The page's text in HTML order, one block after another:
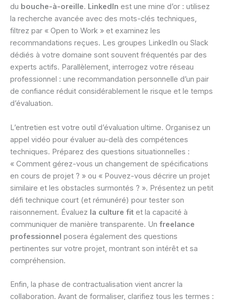
du bouche-à-oreille. LinkedIn est une mine d’or : utilisez
la recherche avancée avec des mots-clés techniques,
filtrez par « Open to Work » et examinez les
recommandations reçues. Les groupes LinkedIn ou Slack
dédiés à votre domaine sont souvent fréquentés par des
experts actifs. Parallèlement, interrogez votre réseau
professionnel : une recommandation personnelle d’un pair
de confiance réduit considérablement le risque et le temps
d’évaluation.
L’entretien est votre outil d’évaluation ultime. Organisez un
appel vidéo pour évaluer au-delà des compétences
techniques. Préparez des questions situationnelles :
« Comment gérez-vous un changement de spécifications
en cours de projet ? » ou « Pouvez-vous décrire un projet
similaire et les obstacles surmontés ? ». Présentez un petit
défi technique court (et rémunéré) pour tester son
raisonnement. Évaluez la culture fit et la capacité à
communiquer de manière transparente. Un freelance
professionnel posera également des questions
pertinentes sur votre projet, montrant son intérêt et sa
compréhension.
Enfin, la phase de contractualisation vient ancrer la
collaboration. Avant de formaliser, clarifiez tous les termes :